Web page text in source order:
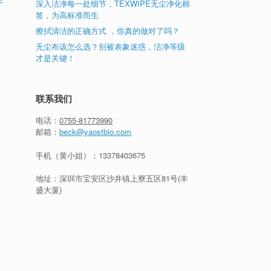
深入洁净每一处细节，TEXWIPE无尘净化棉
签，为高标准而生
擦拭清洁的正确方式 ，你真的做对了吗？
无尘布该怎么选？别被表象迷惑，洁净等级
才是关键！
联系我们
电话：0755-81773990
邮箱：beck@yaostbio.com
手机（黄小姐）： 13378403675
地址：深圳市宝安区沙井镇上寮五区81号(丰
盛大厦)